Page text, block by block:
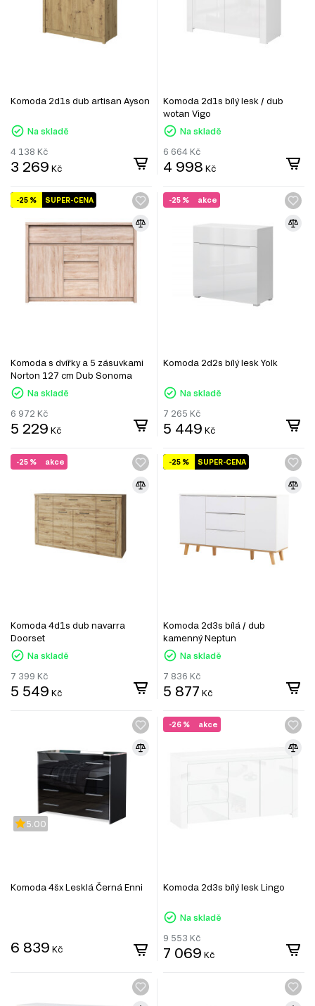
Komoda 2d1s dub artisan Ayson
Na skladě
4 138 Kč
3 269 Kč
Komoda 2d1s bílý lesk / dub
wotan Vigo
Na skladě
6 664 Kč
4 998 Kč
SUPER-CENA
-25 %
Komoda s dvířky a 5 zásuvkami
Norton 127 cm Dub Sonoma
Na skladě
6 972 Kč
5 229 Kč
akce
-25 %
Komoda 2d2s bílý lesk Yolk
Na skladě
7 265 Kč
5 449 Kč
akce
-25 %
Komoda 4d1s dub navarra
Doorset
Na skladě
7 399 Kč
5 549 Kč
SUPER-CENA
-25 %
Komoda 2d3s bílá / dub
kamenný Neptun
Na skladě
7 836 Kč
5 877 Kč
5.00
Komoda 4šx Lesklá Černá Enni
6 839 Kč
akce
-26 %
Komoda 2d3s bílý lesk Lingo
Na skladě
9 553 Kč
7 069 Kč